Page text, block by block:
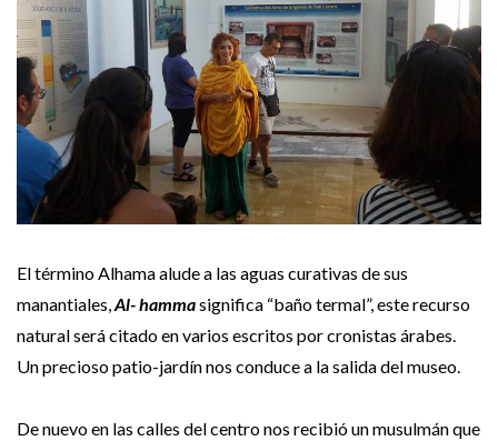
El término Alhama alude a las aguas curativas de sus
manantiales,Al- hammasignifica “baño termal”, este recurso
natural será citado en varios escritos por cronistas árabes.
Un precioso patio-jardín nos conduce a la salida del museo.
De nuevo en las calles del centro nos recibió un musulmán que